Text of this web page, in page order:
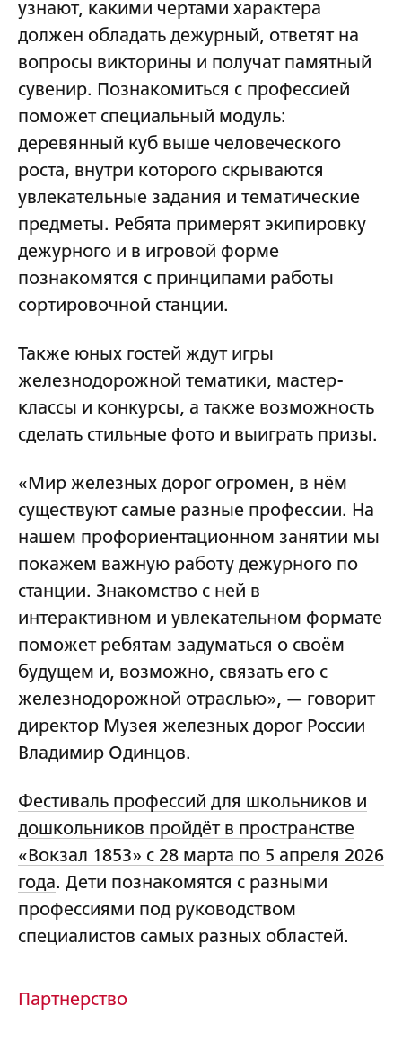
узнают, какими чертами характера
должен обладать дежурный, ответят на
вопросы викторины и получат памятный
сувенир. Познакомиться с профессией
поможет специальный модуль:
деревянный куб выше человеческого
роста, внутри которого скрываются
увлекательные задания и тематические
предметы. Ребята примерят экипировку
дежурного и в игровой форме
познакомятся с принципами работы
сортировочной станции.
Также юных гостей ждут игры
железнодорожной тематики, мастер-
классы и конкурсы, а также возможность
сделать стильные фото и выиграть призы.
«Мир железных дорог огромен, в нём
существуют самые разные профессии. На
нашем профориентационном занятии мы
покажем важную работу дежурного по
станции. Знакомство с ней в
интерактивном и увлекательном формате
поможет ребятам задуматься о своём
будущем и, возможно, связать его с
железнодорожной отраслью», — говорит
директор Музея железных дорог России
Владимир Одинцов.
Фестиваль профессий для школьников и
дошкольников пройдёт в пространстве
«Вокзал 1853» с 28 марта по 5 апреля 2026
года. Дети познакомятся с разными
профессиями под руководством
специалистов самых разных областей.
Партнерство